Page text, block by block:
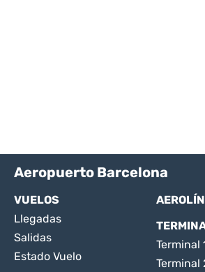
Aeropuerto Barcelona
VUELOS
Llegadas
Salidas
Estado Vuelo
Terminal
Terminal